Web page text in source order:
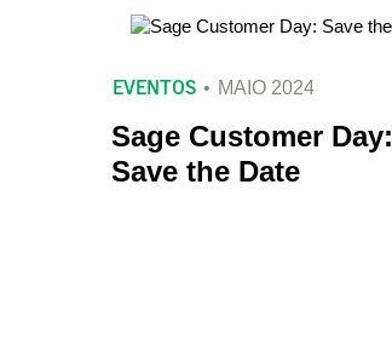
EVENTOS MAIO 2024
Sage Customer Day:
Save the Date